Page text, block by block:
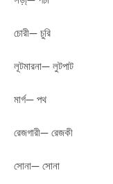
চোরী— চুরি
লূটমারনা— লুটপাট
মার্গ— পথ
রেজগারী— রেজকী
সোনা— সোনা